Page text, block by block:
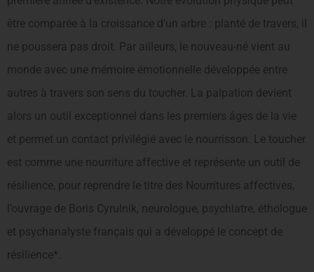
être comparée à la croissance d’un arbre : planté de travers, il
ne poussera pas droit. Par ailleurs, le nouveau-né vient au
monde avec une mémoire émotionnelle développée entre
autres à travers son sens du toucher. La palpation devient
alors un outil exceptionnel dans les premiers âges de la vie
et permet un contact privilégié avec le nourrisson. Le toucher
est comme une nourriture affective et représente un outil de
résilience, pour reprendre le titre des Nourritures affectives,
l’ouvrage de Boris Cyrulnik, neurologue, psychiatre, éthologue
et psychanalyste français qui a développé le concept de
résilience*.